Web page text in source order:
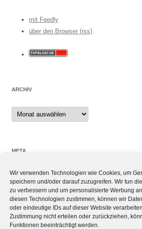
Wir verwenden Technologien wie Cookies, um
speichern und/oder darauf zuzugreifen. Wir tun
zu verbessern und um personalisierte Werbung
diesen Technologien zustimmen, können wir
oder eindeutige IDs auf dieser Website
Zustimmung nicht erteilen oder zurückziehen,
Funktionen beeinträchtigt werden.
mit Feedly
über den Browser (rss)
ARCHIV
Archiv
META
Anmelden
Eintrags-Feed
Kommentar-Feed
WordPress.org